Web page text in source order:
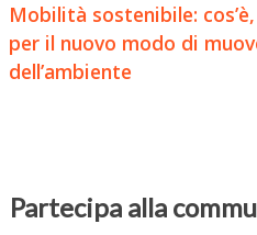
Mobilità sostenibile:
per il nuovo modo di
dell’ambiente
Partecipa alla